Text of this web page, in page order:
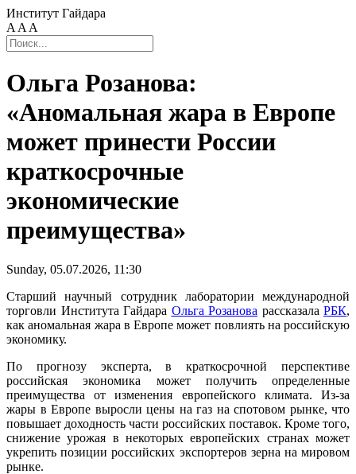
Институт Гайдара
A A A
Ольга Розанова:
«Аномальная жара в Европе
может принести России
краткосрочные
экономические
преимущества»
Sunday, 05.07.2026, 11:30
Старший научный сотрудник лаборатории международной
торговли Института Гайдара Ольга Розанова рассказала РБК,
как аномальная жара в Европе может повлиять на российскую
экономику.
По прогнозу эксперта, в краткосрочной перспективе
российская экономика может получить определенные
преимущества от изменения европейского климата. Из-за
жары в Европе выросли цены на газ на спотовом рынке, что
повышает доходность части российских поставок. Кроме того,
снижение урожая в некоторых европейских странах может
укрепить позиции российских экспортеров зерна на мировом
рынке.